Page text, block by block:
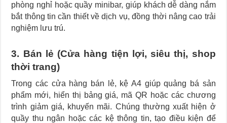
phòng nghỉ hoặc quầy minibar, giúp khách dễ dàng nắm
bắt thông tin cần thiết về dịch vụ, đồng thời nâng cao trải
nghiệm lưu trú.
3. Bán lẻ (Cửa hàng tiện lợi, siêu thị, shop
thời trang)
Trong các cửa hàng bán lẻ, kệ A4 giúp quảng bá sản
phẩm mới, hiển thị bảng giá, mã QR hoặc các chương
trình giảm giá, khuyến mãi. Chúng thường xuất hiện ở
quầy thu ngân hoặc các kệ thông tin, tạo điều kiện để